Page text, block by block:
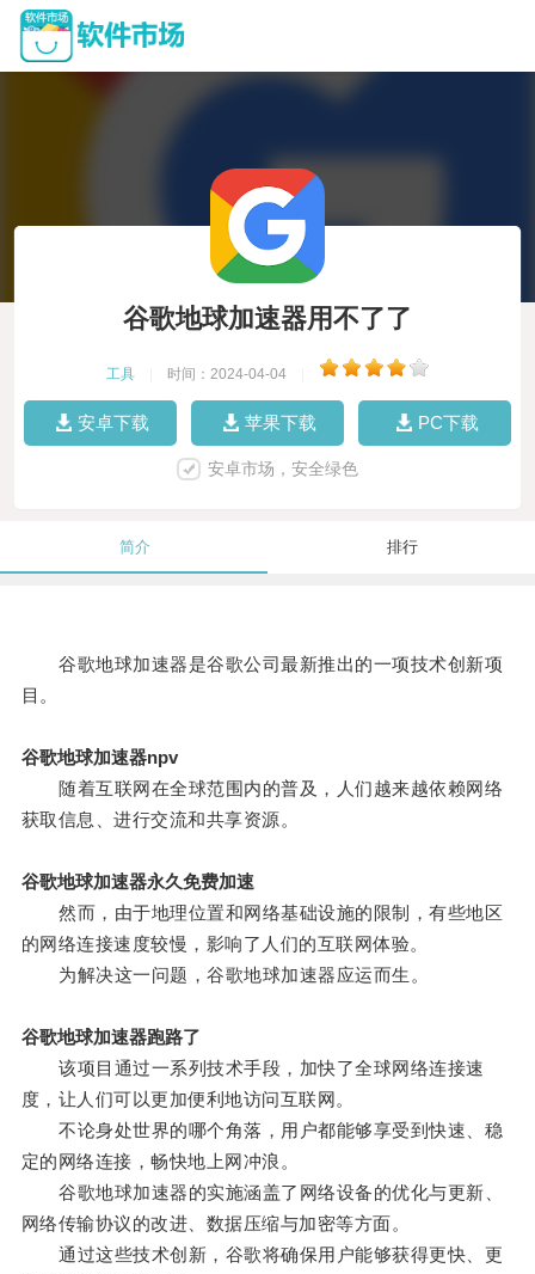
谷歌地球加速器用不了了
工具 时间：2024-04-04
安卓下载 苹果下载 PC下载
安卓市场，安全绿色
简介 排行
谷歌地球加速器是谷歌公司最新推出的一项技术创新项
目。
谷歌地球加速器npv
随着互联网在全球范围内的普及，人们越来越依赖网络
获取信息、进行交流和共享资源。
谷歌地球加速器永久免费加速
然而，由于地理位置和网络基础设施的限制，有些地区
的网络连接速度较慢，影响了人们的互联网体验。
为解决这一问题，谷歌地球加速器应运而生。
谷歌地球加速器跑路了
该项目通过一系列技术手段，加快了全球网络连接速
度，让人们可以更加便利地访问互联网。
不论身处世界的哪个角落，用户都能够享受到快速、稳
定的网络连接，畅快地上网冲浪。
谷歌地球加速器的实施涵盖了网络设备的优化与更新、
网络传输协议的改进、数据压缩与加密等方面。
通过这些技术创新，谷歌将确保用户能够获得更快、更